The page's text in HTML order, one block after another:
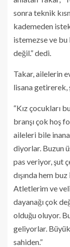
sonra teknik
kademeden
istemezse ve bu
değil.” dedi.
Takar, ailelerin
lisana getirerek,
“Kız çocukları
branşı çok hoş
aileleri bile
diyorlar. Buzun
pas veriyor, şut
dışında hem
Atletlerim ve
dayanağı çok
olduğu oluyor.
geliyorlar.
sahiden.”